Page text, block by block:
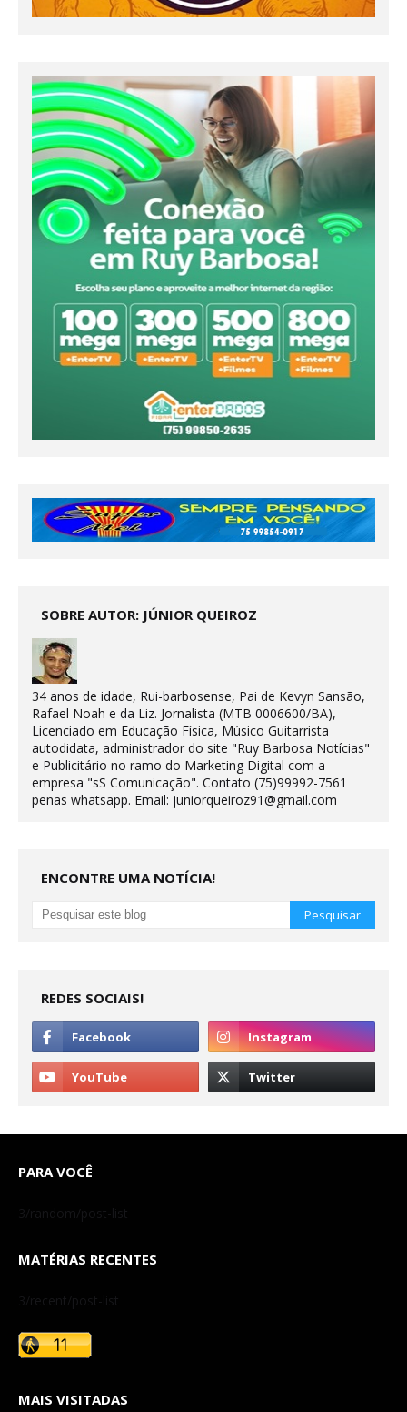
SOBRE AUTOR: JÚNIOR QUEIROZ
34 anos de idade, Rui-barbosense, Pai de Kevyn Sansão,
Rafael Noah e da Liz. Jornalista (MTB 0006600/BA),
Licenciado em Educação Física, Músico Guitarrista
autodidata, administrador do site "Ruy Barbosa Notícias"
e Publicitário no ramo do Marketing Digital com a
empresa "sS Comunicação". Contato (75)99992-7561
penas whatsapp. Email: juniorqueiroz91@gmail.com
ENCONTRE UMA NOTÍCIA!
REDES SOCIAIS!
PARA VOCÊ
3/random/post-list
MATÉRIAS RECENTES
3/recent/post-list
MAIS VISITADAS